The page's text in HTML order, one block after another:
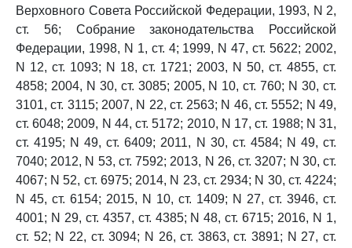
Верховного Совета Российской Федерации, 1993, N 2,
ст. 56; Собрание законодательства Российской
Федерации, 1998, N 1, ст. 4; 1999, N 47, ст. 5622; 2002,
N 12, ст. 1093; N 18, ст. 1721; 2003, N 50, ст. 4855, ст.
4858; 2004, N 30, ст. 3085; 2005, N 10, ст. 760; N 30, ст.
3101, ст. 3115; 2007, N 22, ст. 2563; N 46, ст. 5552; N 49,
ст. 6048; 2009, N 44, ст. 5172; 2010, N 17, ст. 1988; N 31,
ст. 4195; N 49, ст. 6409; 2011, N 30, ст. 4584; N 49, ст.
7040; 2012, N 53, ст. 7592; 2013, N 26, ст. 3207; N 30, ст.
4067; N 52, ст. 6975; 2014, N 23, ст. 2934; N 30, ст. 4224;
N 45, ст. 6154; 2015, N 10, ст. 1409; N 27, ст. 3946, ст.
4001; N 29, ст. 4357, ст. 4385; N 48, ст. 6715; 2016, N 1,
ст. 52; N 22, ст. 3094; N 26, ст. 3863, ст. 3891; N 27, ст.